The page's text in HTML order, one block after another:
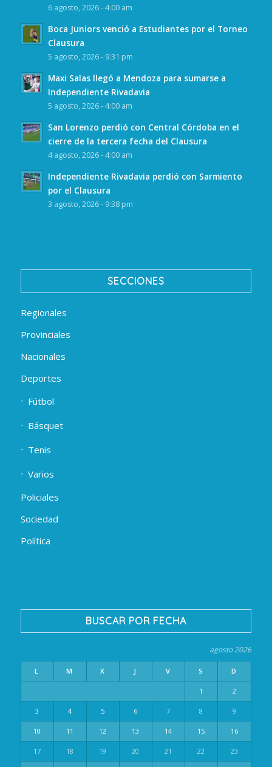
6 agosto, 2026 - 4:00 am
Boca Juniors venció a Estudiantes por el Torneo
Clausura
5 agosto, 2026 - 9:31 pm
Maxi Salas llegó a Mendoza para sumarse a
Independiente Rivadavia
5 agosto, 2026 - 4:00 am
San Lorenzo perdió con Central Córdoba en el
cierre de la tercera fecha del Clausura
4 agosto, 2026 - 4:00 am
Independiente Rivadavia perdió con Sarmiento
por el Clausura
3 agosto, 2026 - 9:38 pm
SECCIONES
Regionales
Provinciales
Nacionales
Deportes
Fútbol
Básquet
Tenis
Varios
Policiales
Sociedad
Política
BUSCAR POR FECHA
agosto 2026
L M X J V S D
1 2
3 4 5 6 7 8 9
10 11 12 13 14 15 16
17 18 19 20 21 22 23